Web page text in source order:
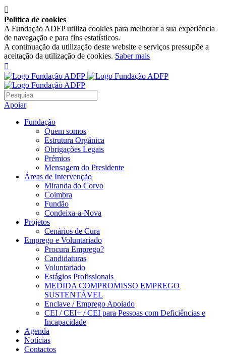

Política de cookies
A Fundação ADFP utiliza cookies para melhorar a sua experiência
de navegação e para fins estatísticos.
A continuação da utilização deste website e serviços pressupõe a
aceitação da utilização de cookies. Saber mais

Apoiar
Fundação
Quem somos
Estrutura Orgânica
Obrigações Legais
Prémios
Mensagem do Presidente
Áreas de Intervenção
Miranda do Corvo
Coimbra
Fundão
Condeixa-a-Nova
Projetos
Cenários de Cura
Emprego e Voluntariado
Procura Emprego?
Candidaturas
Voluntariado
Estágios Profissionais
MEDIDA COMPROMISSO EMPREGO
SUSTENTÁVEL
Enclave / Emprego Apoiado
CEI / CEI+ / CEI para Pessoas com Deficiências e
Incapacidade
Agenda
Notícias
Contactos